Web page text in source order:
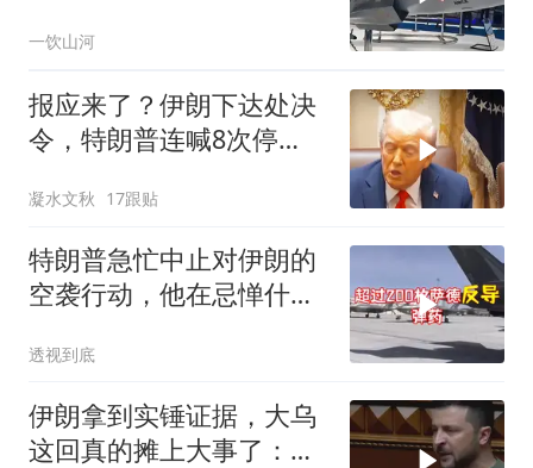
一饮山河
报应来了？伊朗下达处决
令，特朗普连喊8次停
凝水文秋 17跟贴
特朗普急忙中止对伊朗的
空袭行动，他在忌惮什
透视到底
伊朗拿到实锤证据，大乌
这回真的摊上大事了：私